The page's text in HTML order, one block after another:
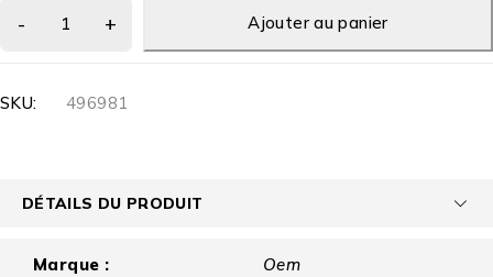
Ajouter au panier
SKU: 496981
DÉTAILS DU PRODUIT
Marque : Oem